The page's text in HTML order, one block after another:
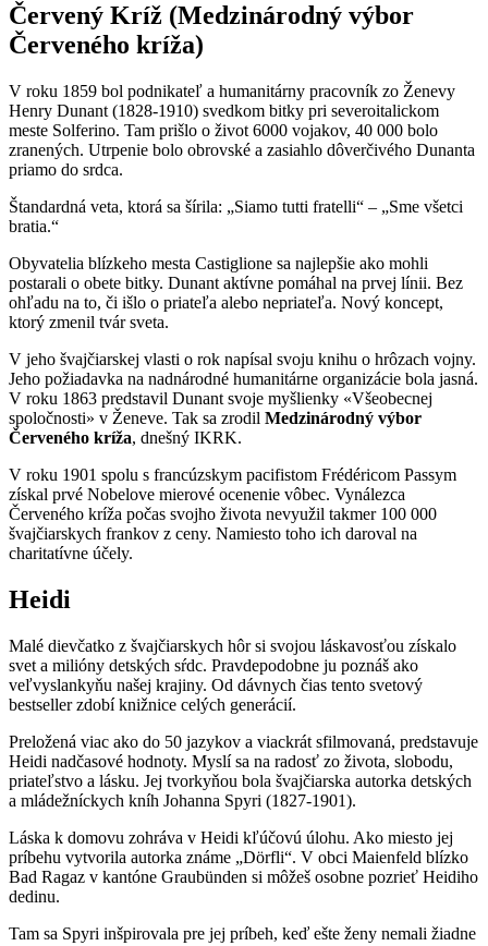
Červený Kríž (Medzinárodný výbor
Červeného kríža)
V roku 1859 bol podnikateľ a humanitárny pracovník zo Ženevy
Henry Dunant (1828-1910) svedkom bitky pri severoitalickom
meste Solferino. Tam prišlo o život 6000 vojakov, 40 000 bolo
zranených. Utrpenie bolo obrovské a zasiahlo dôverčivého Dunanta
priamo do srdca.
Štandardná veta, ktorá sa šírila: „Siamo tutti fratelli“ – „Sme všetci
bratia.“
Obyvatelia blízkeho mesta Castiglione sa najlepšie ako mohli
postarali o obete bitky. Dunant aktívne pomáhal na prvej línii. Bez
ohľadu na to, či išlo o priateľa alebo nepriateľa. Nový koncept,
ktorý zmenil tvár sveta.
V jeho švajčiarskej vlasti o rok napísal svoju knihu o hrôzach vojny.
Jeho požiadavka na nadnárodné humanitárne organizácie bola jasná.
V roku 1863 predstavil Dunant svoje myšlienky «Všeobecnej
spoločnosti» v Ženeve. Tak sa zrodil Medzinárodný výbor
Červeného kríža, dnešný IKRK.
V roku 1901 spolu s francúzskym pacifistom Frédéricom Passym
získal prvé Nobelove mierové ocenenie vôbec. Vynálezca
Červeného kríža počas svojho života nevyužil takmer 100 000
švajčiarskych frankov z ceny. Namiesto toho ich daroval na
charitatívne účely.
Heidi
Malé dievčatko z švajčiarskych hôr si svojou láskavosťou získalo
svet a milióny detských sŕdc. Pravdepodobne ju poznáš ako
veľvyslankyňu našej krajiny. Od dávnych čias tento svetový
bestseller zdobí knižnice celých generácií.
Preložená viac ako do 50 jazykov a viackrát sfilmovaná, predstavuje
Heidi nadčasové hodnoty. Myslí sa na radosť zo života, slobodu,
priateľstvo a lásku. Jej tvorkyňou bola švajčiarska autorka detských
a mládežníckych kníh Johanna Spyri (1827-1901).
Láska k domovu zohráva v Heidi kľúčovú úlohu. Ako miesto jej
príbehu vytvorila autorka známe „Dörfli“. V obci Maienfeld blízko
Bad Ragaz v kantóne Graubünden si môžeš osobne pozrieť Heidiho
dedinu.
Tam sa Spyri inšpirovala pre jej príbeh, keď ešte ženy nemali žiadne